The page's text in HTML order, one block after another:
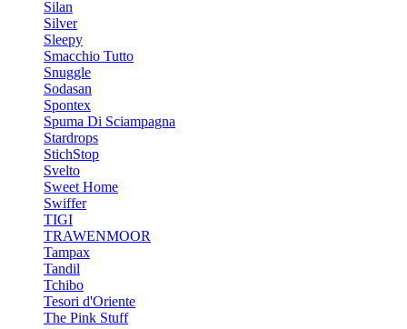
Silan
Silver
Sleepy
Smacchio Tutto
Snuggle
Sodasan
Spontex
Spuma Di Sciampagna
Stardrops
StichStop
Svelto
Sweet Home
Swiffer
TIGI
TRAWENMOOR
Tampax
Tandil
Tchibo
Tesori d'Oriente
The Pink Stuff